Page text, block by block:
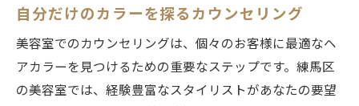
自分だけのカラーを探るカウンセリング
美容室でのカウンセリングは、個々のお客様に最適なヘ
アカラーを見つけるための重要なステップです。練馬区
の美容室では、経験豊富なスタイリストがあなたの要望